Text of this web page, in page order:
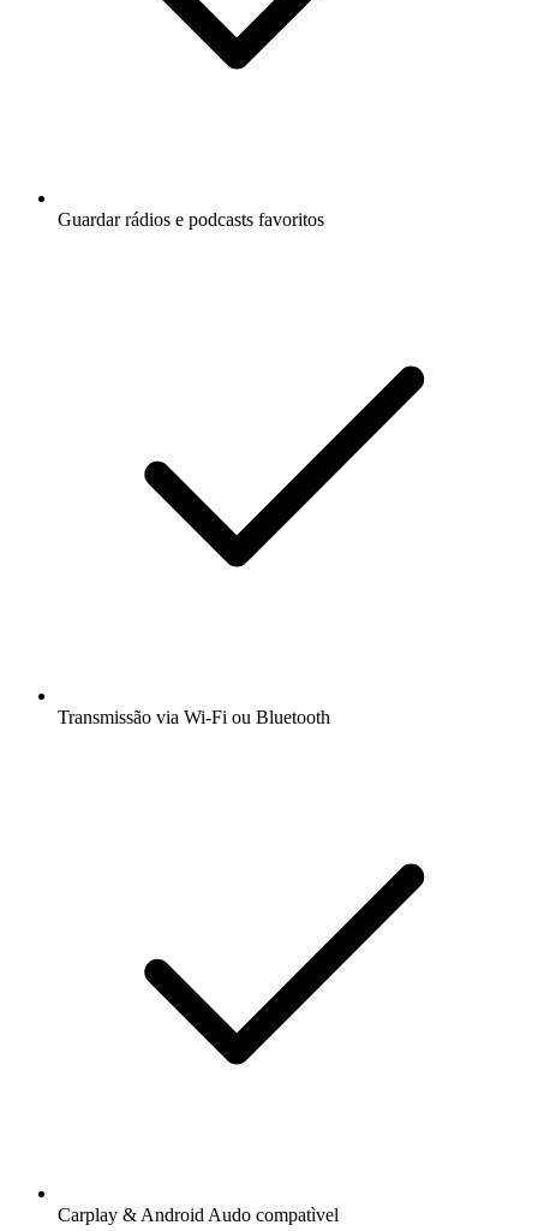
Guardar rádios e podcasts favoritos
Transmissão via Wi-Fi ou Bluetooth
Carplay & Android Audo compatìvel